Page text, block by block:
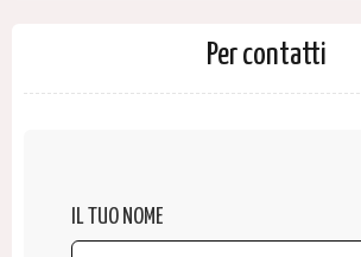
Per contatti
IL TUO NOME